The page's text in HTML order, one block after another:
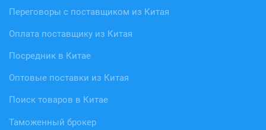
Переговоры с поставщиком из Китая
Оплата поставщику из Китая
Посредник в Китае
Оптовые поставки из Китая
Поиск товаров в Китае
Таможенный брокер